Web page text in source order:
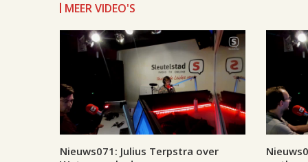
MEER VIDEO'S
Nieuws071: Julius Terpstra over